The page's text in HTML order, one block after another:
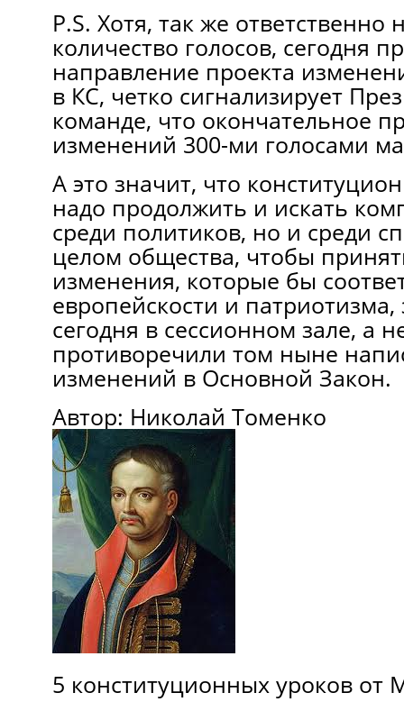
P.S. Хотя, так же ответственно
количество голосов, сегодня
направление проекта
в КС, четко сигнализирует
команде, что окончательное
изменений 300-ми голосами
А это значит, что
надо продолжить и искать
среди политиков, но и среди
целом общества, чтобы
изменения, которые бы
европейскости и
сегодня в сессионном зале, а
противоречили том ныне
изменений в Основной Закон.
Автор: Николай Томенко
5 конституционныхуроков от